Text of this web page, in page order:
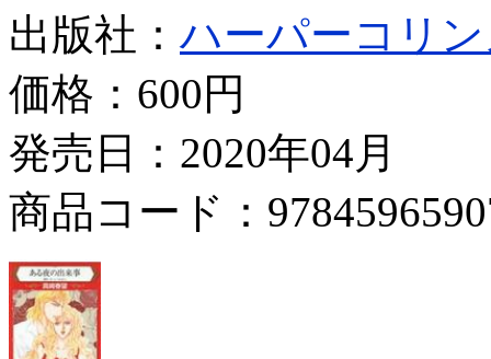
出版社：ハーパーコリ
価格： 600円
発売日：2020年04月
商品コード：